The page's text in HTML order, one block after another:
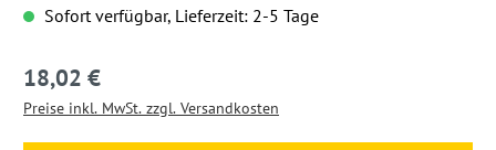
Sofort verfügbar, Lieferzeit: 2-5 Tage
Regulärer Preis:
18,02 €
Preise inkl. MwSt. zzgl. Versandkosten